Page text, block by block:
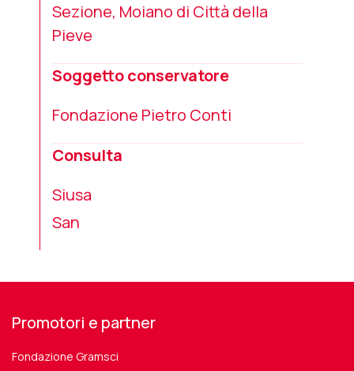
Sezione, Moiano di Città della
Pieve
Soggetto conservatore
Fondazione Pietro Conti
Consulta
Siusa
San
Promotori e partner
Fondazione Gramsci